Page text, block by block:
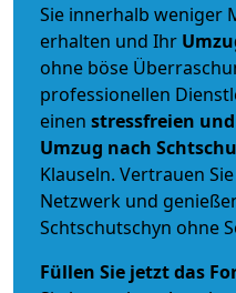
Sie innerhalb weniger
erhalten und Ihr
ohne böse
professionellen
einen stressfreien
Umzug nach
Klauseln. Vertrauen
Netzwerk und
Schtschutschyn ohne
Füllen Sie jetzt das